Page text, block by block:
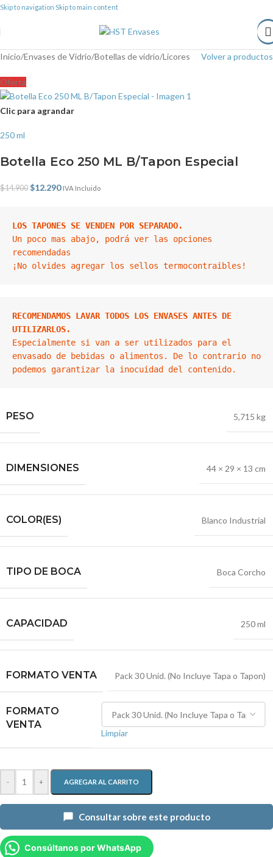
Skip to navigation Skip to main content
Inicio/Envases de Vidrio/Botellas de vidrio/Licores Volver a productos
Oferta
Clic para agrandar
250 ml
Botella Eco 250 ML B/Tapon Especial
$14.900 $12.290 IVA Incluido
LOS TAPONES SE VENDEN POR SEPARADO.
Un poco mas abajo, podrá ver las opciones
recomendadas
¡No olvides agregar los sellos termocontraibles!
RECOMENDAMOS LAVAR TODOS LOS ENVASES ANTES DE
UTILIZARLOS.
Especialmente si van a ser utilizados para el
envasado de bebidas o alimentos. De lo contrario no
PESO 5,715 kg
DIMENSIONES 44 × 29 × 13 cm
COLOR(ES) Blanco Industrial
TIPO DE BOCA Boca Corcho
CAPACIDAD 250 ml
FORMATO VENTA Pack 30 Unid. (No Incluye Tapa o Tapon)
FORMATO
VENTA
Limpiar
- + AGREGAR AL CARRITO
Consultar sobre este producto
Consúltanos por WhatsApp